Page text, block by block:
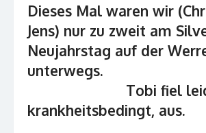
Dieses Mal waren wir
Jens) nur zu zweit am
Neujahrstag auf der
Tobi fiel
krankheitsbedingt, aus.